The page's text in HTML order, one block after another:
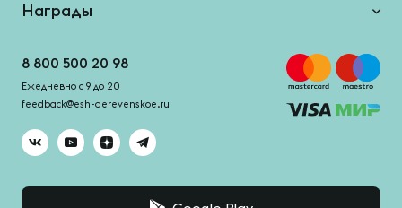
Награды
8 800 500 20 98
Ежедневно с 9 до 20
feedback@esh-derevenskoe.ru